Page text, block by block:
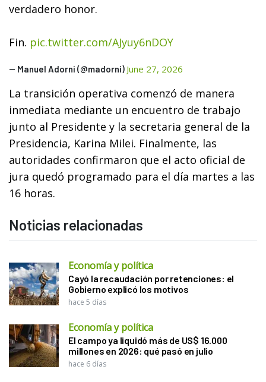
verdadero honor.
Fin. pic.twitter.com/AJyuy6nDOY
— Manuel Adorni (@madorni) June 27, 2026
La transición operativa comenzó de manera
inmediata mediante un encuentro de trabajo
junto al Presidente y la secretaria general de la
Presidencia, Karina Milei. Finalmente, las
autoridades confirmaron que el acto oficial de
jura quedó programado para el día martes a las
16 horas.
Noticias relacionadas
Economía y política
Cayó la recaudación por retenciones: el
Gobierno explicó los motivos
hace 5 días
Economía y política
El campo ya liquidó más de US$ 16.000
millones en 2026: qué pasó en julio
hace 6 días